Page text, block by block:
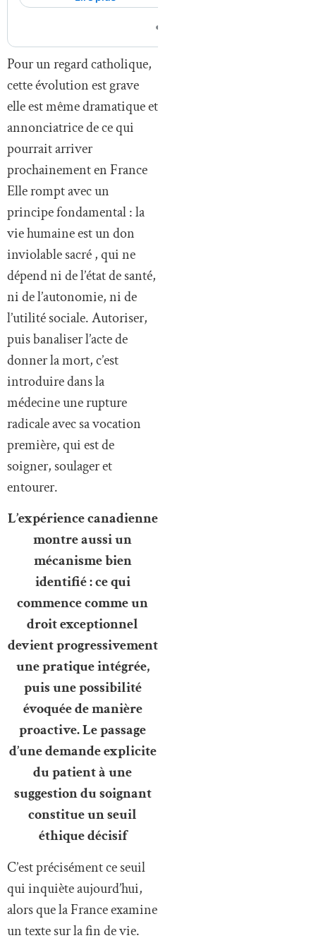
Pour un regard catholique,
cette évolution est grave
elle est même dramatique et
annonciatrice de ce qui
pourrait arriver
prochainement en France
Elle rompt avec un
principe fondamental : la
vie humaine est un don
inviolable sacré , qui ne
dépend ni de l’état de santé,
ni de l’autonomie, ni de
l’utilité sociale. Autoriser,
puis banaliser l’acte de
donner la mort, c’est
introduire dans la
médecine une rupture
radicale avec sa vocation
première, qui est de
soigner, soulager et
entourer.
L’expérience canadienne
montre aussi un
mécanisme bien
identifié : ce qui
commence comme un
droit exceptionnel
devient progressivement
une pratique intégrée,
puis une possibilité
évoquée de manière
proactive. Le passage
d’une demande explicite
du patient à une
suggestion du soignant
constitue un seuil
éthique décisif
C’est précisément ce seuil
qui inquiète aujourd’hui,
alors que la France examine
un texte sur la fin de vie.